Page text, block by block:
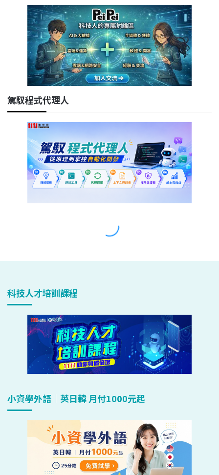
科技人才培訓課程
小資學外語｜英日韓 月付1000元起